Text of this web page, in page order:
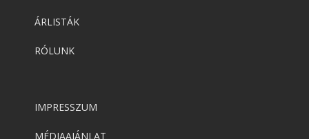
ÁRLISTÁK
RÓLUNK
IMPRESSZUM
MÉDIAAJÁNLAT